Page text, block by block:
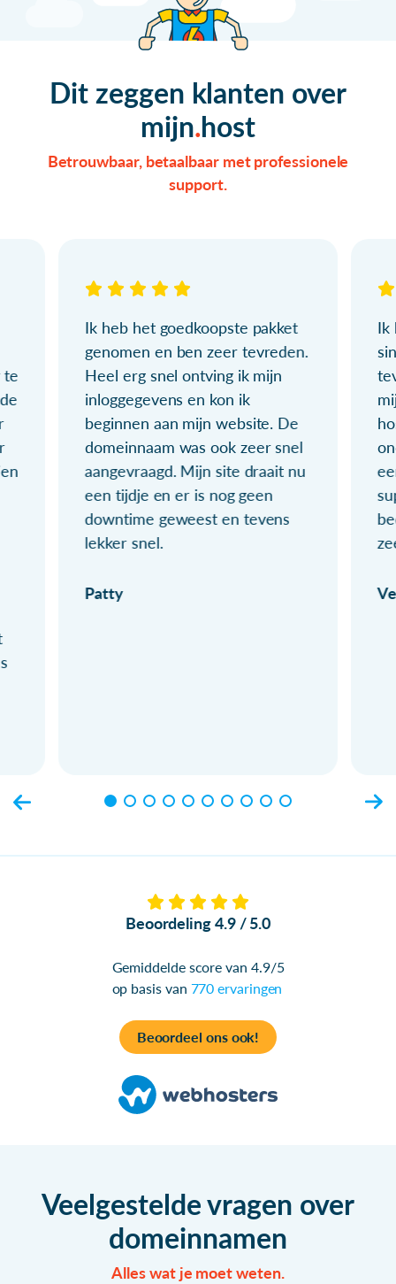
Dit zeggen klanten over
mijn host
Betrouwbaar, betaalbaar met professionele
support.
te
Ik heb het goedkoopste pakket
genomen en ben zeer tevreden.
Heel erg snel ontving ik mijn
inloggegevens en kon ik
beginnen aan mijn website. De
domeinnaam was ook zeer snel
aangevraagd. Mijn site draait nu
een tijdje en er is nog geen
downtime geweest en tevens
lekker snel.
Patty
Ik
Beoordeling 4.9 / 5.0
Gemiddelde score van 4.9/5
op basis van 770 ervaringen
Beoordeel ons ook!
Veelgestelde vragen over
domeinnamen
Alles wat je moet weten.